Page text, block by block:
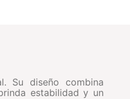
Su diseño combina
estabilidad y un